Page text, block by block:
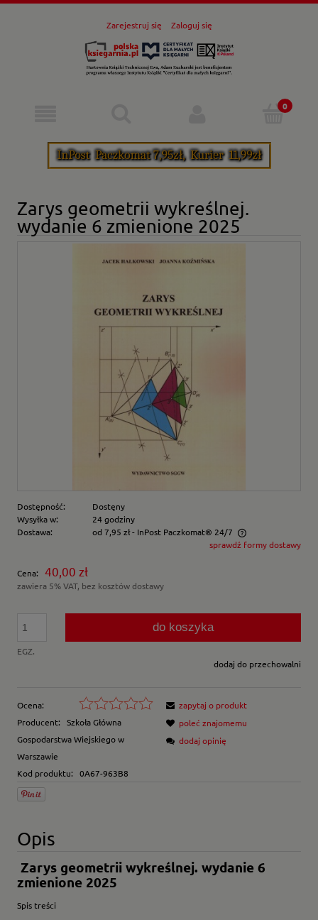
Zarejestruj się Zaloguj się
Zarys geometrii wykreślnej.
wydanie 6 zmienione 2025
Dostępność:
Dostęny
Wysyłka w:
24 godziny
Dostawa:
od 7,95 zł- InPost Paczkomat® 24/7
Cena nie zawiera ewentualnych kosztów płatnościsprawdź formy dostawy
Cena: 40,00 zł
zawiera 5% VAT, bez kosztów dostawy
EGZ.
do koszyka
dodaj do przechowalni
Ocena:
Producent:
Szkoła Główna
Gospodarstwa Wiejskiego w
Warszawie
Kod produktu:
0A67-963B8
zapytaj o produkt
poleć znajomemu
dodaj opinię
Opis
Zarys geometrii wykreślnej. wydanie 6
zmienione 2025
Spis treści